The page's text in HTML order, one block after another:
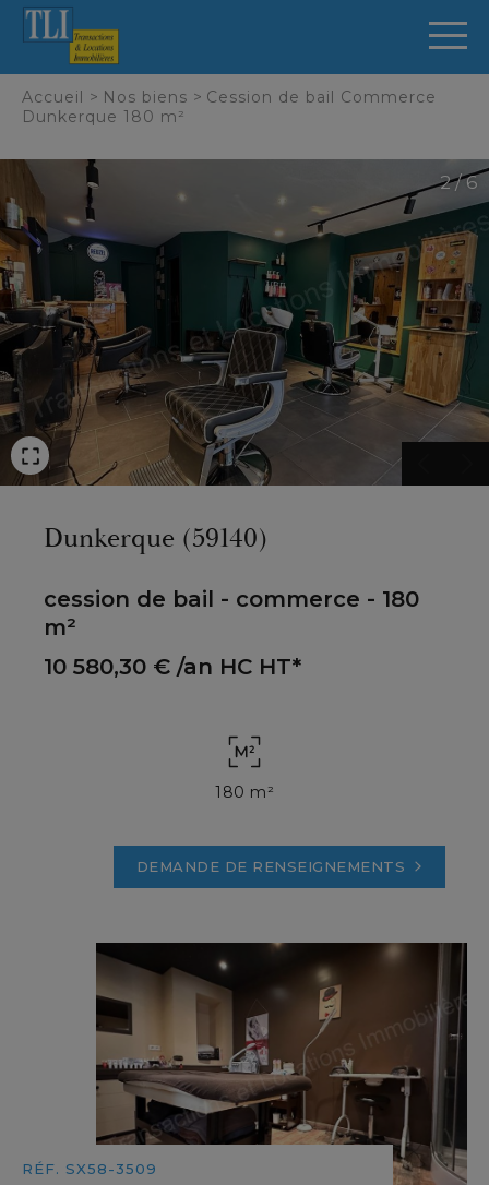
Accueil > Nos biens > Cession de bail Commerce
Dunkerque 180 m²
2 / 6
Dunkerque (59140)
cession de bail - commerce - 180
m²
10 580,30 € /an HC HT*
180 m²
DEMANDE DE RENSEIGNEMENTS
RÉF. SX58-3509
Panneau de gestion des cookies